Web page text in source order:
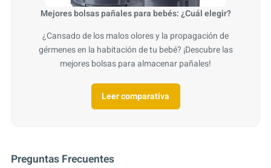
Mejores bolsas pañales para bebés: ¿Cuál elegir?
¿Cansado de los malos olores y la propagación de
gérmenes en la habitación de tu bebé? ¡Descubre las
mejores bolsas para almacenar pañales!
Leer comparativa
Preguntas Frecuentes